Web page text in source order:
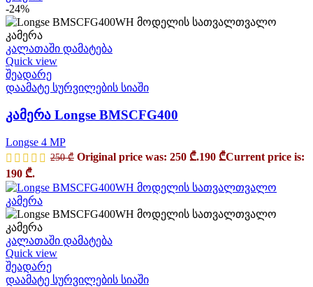
-24%
კალათაში დამატება
Quick view
შეადარე
დაამატე სურვილების სიაში
კამერა Longse BMSCFG400
Longse 4 MP
250₾ Original price was: 250 ₾.190 ₾Current price is:
190 ₾.
კალათაში დამატება
Quick view
შეადარე
დაამატე სურვილების სიაში